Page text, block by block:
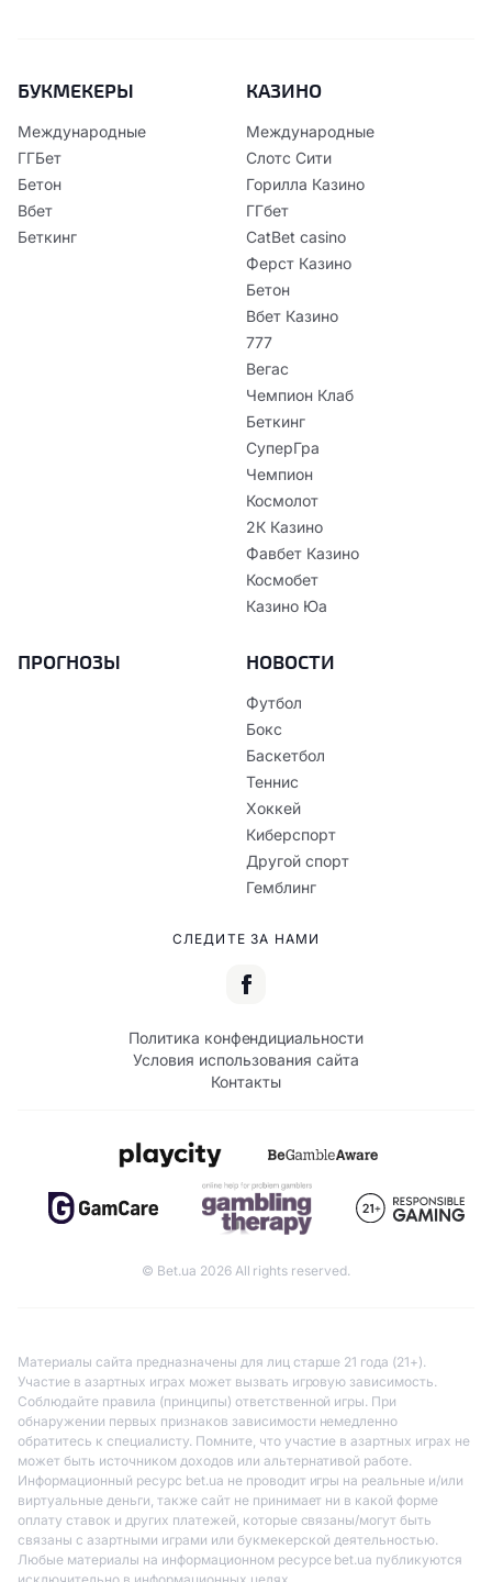
БУКМЕКЕРЫ
Международные
ГГБет
Бетон
Вбет
Беткинг
КАЗИНО
Международные
Слотс Сити
Горилла Казино
ГГбет
CatBet casino
Ферст Казино
Бетон
Вбет Казино
777
Вегас
Чемпион Клаб
Беткинг
СуперГра
Чемпион
Космолот
2К Казино
Фавбет Казино
Космобет
Казино Юа
ПРОГНОЗЫ НОВОСТИ
Футбол
Бокс
Баскетбол
Теннис
Хоккей
Киберспорт
Другой спорт
Гемблинг
СЛЕДИТЕ ЗА НАМИ
Политика конфендициальности
Условия использования сайта
Контакты
© Bet.ua 2026 All rights reserved.
Материалы сайта предназначены для лиц старше 21 года (21+).
Участие в азартных играх может вызвать игровую зависимость.
Соблюдайте правила (принципы) ответственной игры. При
обнаружении первых признаков зависимости немедленно
обратитесь к специалисту. Помните, что участие в азартных играх не
может быть источником доходов или альтернативой работе.
Информационный ресурс bet.ua не проводит игры на реальные и/или
виртуальные деньги, также сайт не принимает ни в какой форме
оплату ставок и других платежей, которые связаны/могут быть
связаны с азартными играми или букмекерской деятельностью.
Любые материалы на информационном ресурсе bet.ua публикуются